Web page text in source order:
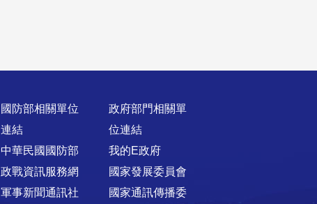
國防部相關單位
連結
中華民國國防部
政戰資訊服務網
軍事新聞通訊社
政府部門相關單
位連結
我的E政府
國家發展委員會
國家通訊傳播委